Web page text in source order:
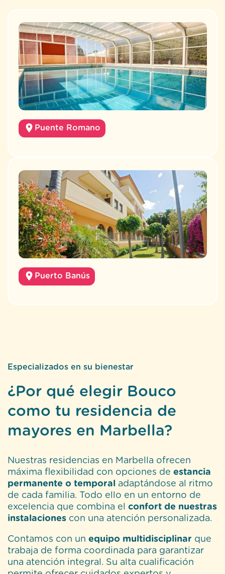
Puente Romano
Puerto Banús
Especializados en su bienestar
¿Por qué elegir Bouco
como tu residencia de
mayores en Marbella?
Nuestras residencias en Marbella ofrecen
máxima flexibilidad con opciones de estancia
permanente o temporal adaptándose al ritmo
de cada familia. Todo ello en un entorno de
excelencia que combina el confort de nuestras
instalaciones con una atención personalizada.
Contamos con un equipo multidisciplinar que
trabaja de forma coordinada para garantizar
una atención integral. Su alta cualificación